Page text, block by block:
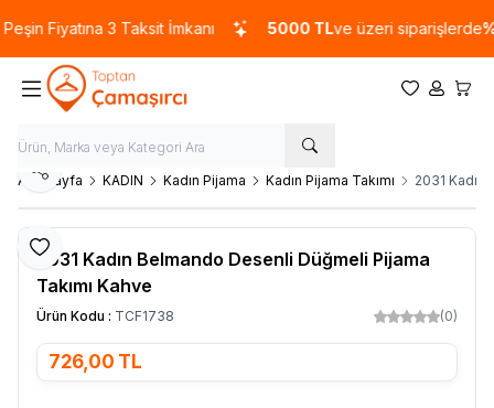
Fiyatına 3 Taksit İmkanı 5000 TLve üzeri siparişlerde
Favorilerim
Hesabım
Ana Sayfa KADIN Kadın Pijama Kadın Pijama Takımı 2031 Kadın
Favoriye Ekle
Paylaş
2031 Kadın Belmando Desenli Düğmeli Pijama
Takımı Kahve
Ürün Kodu : TCF1738 (0)
726,00 TL